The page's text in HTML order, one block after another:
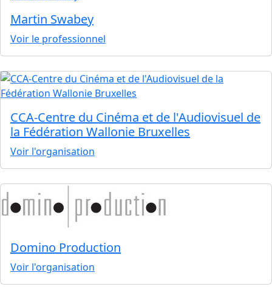
Martin Swabey
Voir le professionnel
CCA-Centre du Cinéma et de l'Audiovisuel de
la Fédération Wallonie Bruxelles
Voir l'organisation
Domino Production
Voir l'organisation